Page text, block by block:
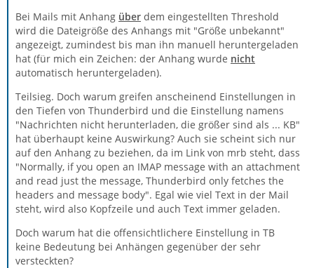
Bei Mails mit Anhang über dem eingestellten Threshold
wird die Dateigröße des Anhangs mit "Größe unbekannt"
angezeigt, zumindest bis man ihn manuell heruntergeladen
hat (für mich ein Zeichen: der Anhang wurde nicht
automatisch heruntergeladen).
Teilsieg. Doch warum greifen anscheinend Einstellungen in
den Tiefen von Thunderbird und die Einstellung namens
"Nachrichten nicht herunterladen, die größer sind als ... KB"
hat überhaupt keine Auswirkung? Auch sie scheint sich nur
auf den Anhang zu beziehen, da im Link von mrb steht, dass
"Normally, if you open an IMAP message with an attachment
and read just the message, Thunderbird only fetches the
headers and message body". Egal wie viel Text in der Mail
steht, wird also Kopfzeile und auch Text immer geladen.
Doch warum hat die offensichtlichere Einstellung in TB
keine Bedeutung bei Anhängen gegenüber der sehr
versteckten?